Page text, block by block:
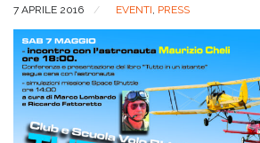
7 APRILE 2016 EVENTI, PRESS